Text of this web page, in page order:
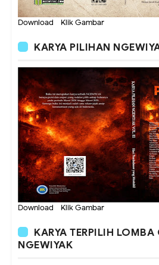
Download - Klik Gambar
KARYA PILIHAN
Download - Klik Gambar
KARYA TERPILIH LOMBA
NGEWIYAK